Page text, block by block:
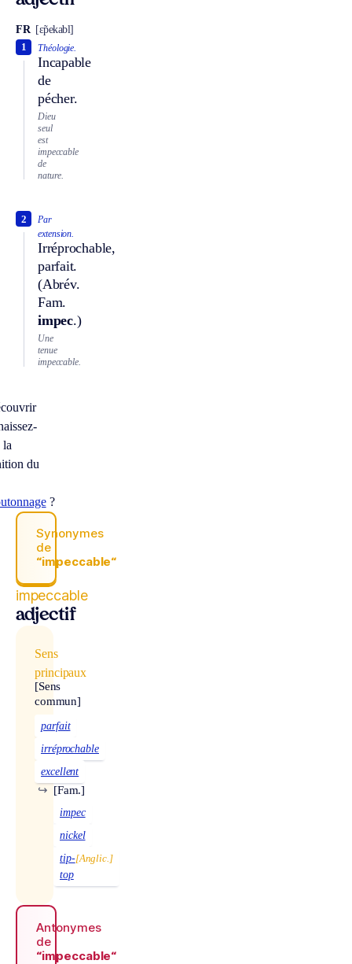
FR [ɛ̃pekabl]
Théologie.
Incapable
de
pécher.
1
Dieu
seul
est
impeccable
de
nature.
Par
extension.
Irréprochable,
parfait.
(Abrév.
Fam.
impec.)
2
Une
tenue
impeccable.
la
du
?
Synonymes
de
“impeccable“
impeccable
adjectif
Sens
principaux
[Sens
commun]
parfait
irréprochable
excellent
[Fam.]
↪
impec
nickel
tip-
top
[Anglic.]
Antonymes
de
“impeccable“